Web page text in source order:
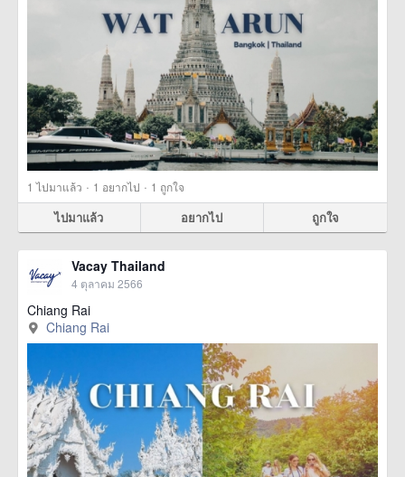
1 ไปมาแล้ว · 1 อยากไป · 1 ถูกใจ
ไปมาแล้ว อยากไป ถูกใจ
Vacay Thailand
4 ตุลาคม 2566
Chiang Rai
Chiang Rai